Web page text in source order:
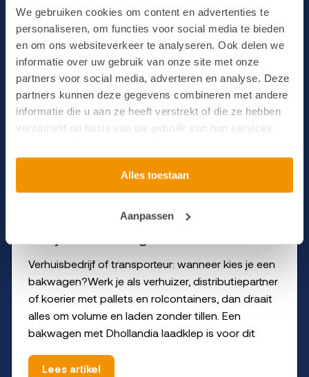
We gebruiken cookies om content en advertenties te
personaliseren, om functies voor social media te bieden
en om ons websiteverkeer te analyseren. Ook delen we
informatie over uw gebruik van onze site met onze
partners voor social media, adverteren en analyse. Deze
partners kunnen deze gegevens combineren met andere
informatie die u aan ze heeft verstrekt of die ze hebben
verzameld op basis van uw gebruik van hun services.
Alles toestaan
Aanpassen
lease)?
Wat moet je begrijpen over jonge gebruikte
bestelbussen (voor financial lease)? Als je je
afvraagt waar je een tweedehands bus financial
kunt leasen, begint het met één ding: snappen
wat een jonge gebruikte bestelbus écht
Verhuisbedrijf of transporteur: wanneer
Verhuisbedrijf of transporteur: wanneer kies je een
bakwagen?Werk je als verhuizer, distributiepartner
of koerier met pallets en rolcontainers, dan draait
alles om volume en laden zonder tillen. Een
bakwagen met Dhollandia laadklep is voor dit
Lees artikel